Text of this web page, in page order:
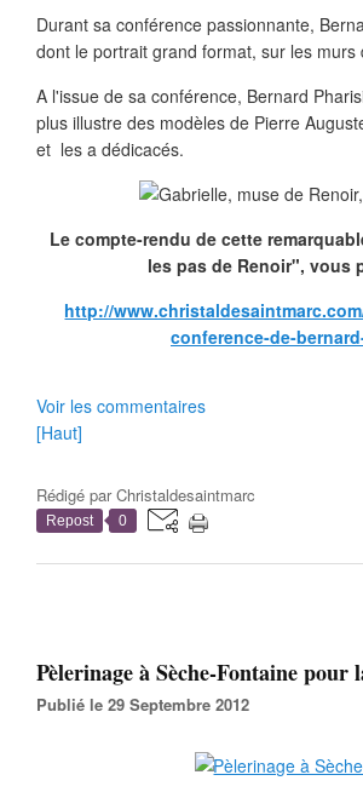
Durant sa conférence passionnante,
dont le portrait grand format, sur les
A l'issue de sa conférence, Bernard
plus illustre des modèles de Pierre
et les a dédicacés.
Le compte-rendu de cette
les pas de Renoir", vous
http://
conference-de-
Voir les commentaires
[Haut]
Rédigé parChristaldesaintmarc
Repost 0
Pèlerinage à Sèche-Fontaine pour
Publié le 29 Septembre 2012